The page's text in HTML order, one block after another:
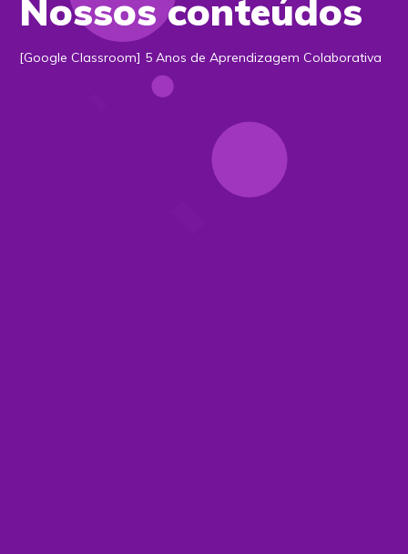
Nossos conteúdos
[Google Classroom] 5 Anos de Aprendizagem Colaborativa